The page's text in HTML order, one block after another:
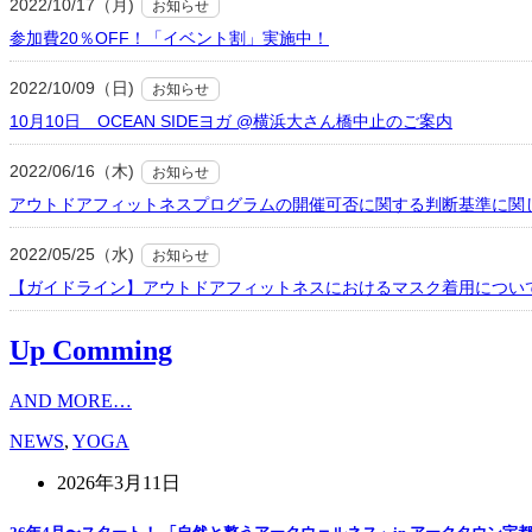
2022/10/17（月) お知らせ
参加費20％OFF！「イベント割」実施中！
2022/10/09（日) お知らせ
10月10日 OCEAN SIDEヨガ @横浜大さん橋中止のご案内
2022/06/16（木) お知らせ
アウトドアフィットネスプログラムの開催可否に関する判断基準に関
2022/05/25（水) お知らせ
【ガイドライン】アウトドアフィットネスにおけるマスク着用につい
Up Comming
AND MORE…
NEWS, YOGA
2026年3月11日